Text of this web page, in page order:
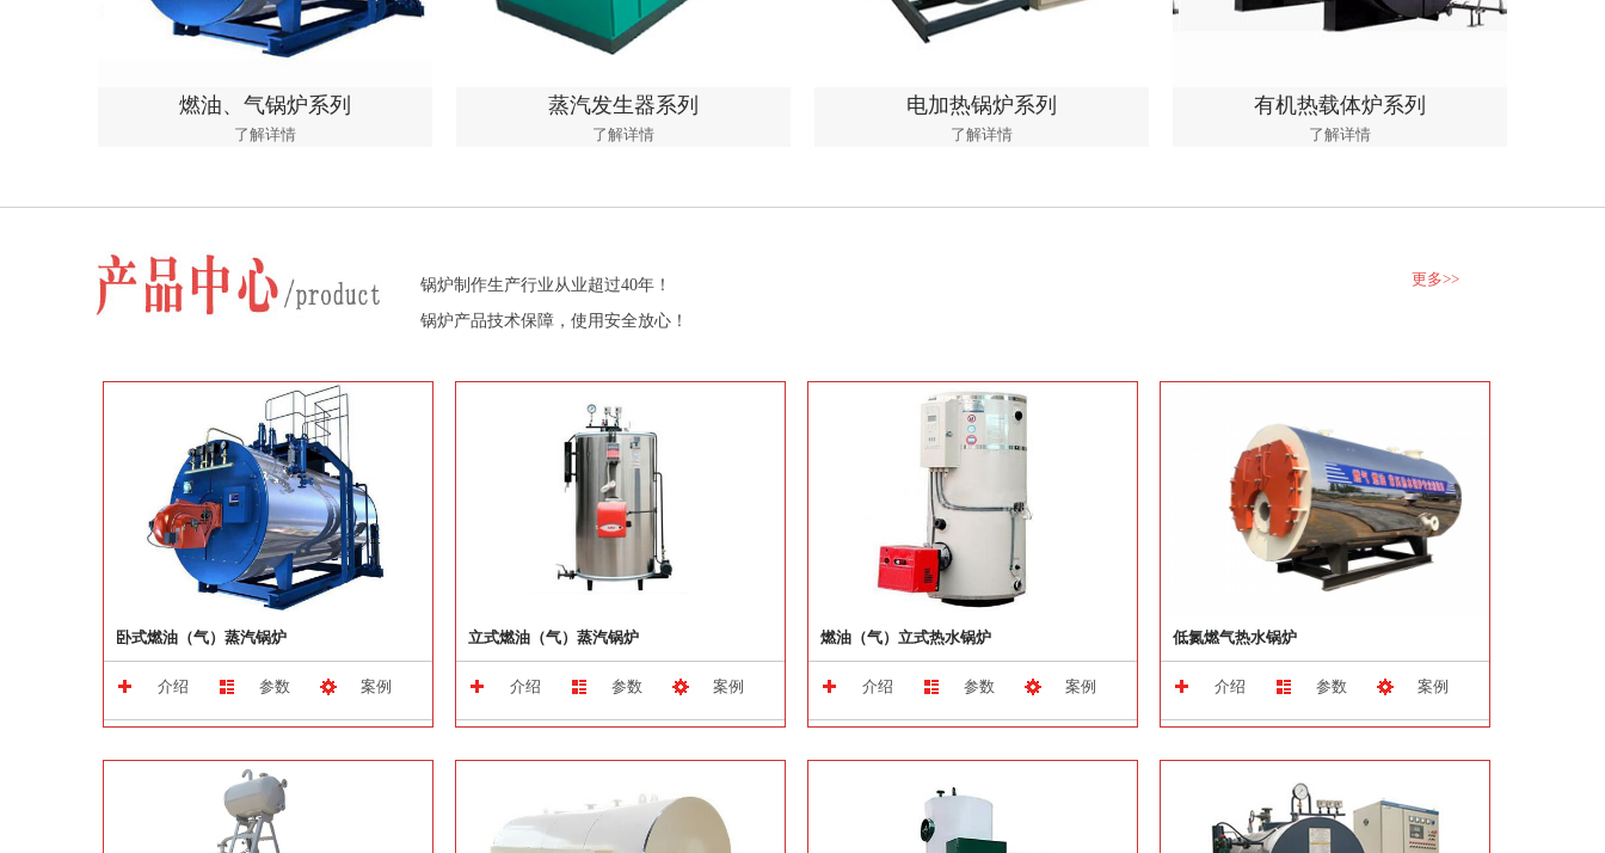
燃油、气锅炉系列
了解详情
燃油、气锅炉系列
了解详情
蒸汽发生器系列
了解详情
蒸汽发生器系列
了解详情
电加热锅炉系列
了解详情
电加热锅炉系列
了解详情
有机热载体炉系列
了解详情
锅炉制作生产行业从业超过40年！
锅炉产品技术保障，使用安全放心！
更多>>
卧式燃油（气）蒸汽锅炉
介绍 参数 案例
立式燃油（气）蒸汽锅炉
介绍 参数 案例
燃油（气）立式热水锅炉
介绍 参数 案例
低氮燃气热水锅炉
介绍 参数 案例